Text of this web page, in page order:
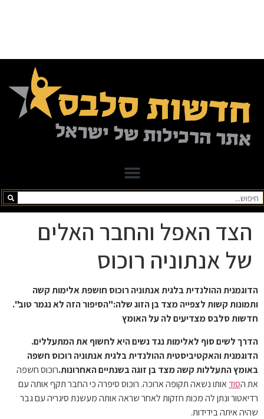
הצד האפל והחבר האלים
של אנתוניה רוכוס
הדוגמנית ההולנדית בלגית אנתוניה רוכוס חושפת אלימות קשה
ותמונות קשות לצפייה מצד בן הזוג שלה:"הסיפור הזה לא נגמר טוב".
חדשות סלבס מצדיעים לה על האומץ
הדרך לשים סוף לאלימות נגד נשים היא לחשוף את המתעללים.
הדוגמנית והאקטיביסטית ההולנדית בלגית אנתוניה רוכוס חשפה
באומץ התעללות קשה מצד בן זוגה בשנתיים האחרונות.רוכוס חשפה
את הסודאותו נשאה תקופה ארוכה. רוכוס סיפרה כי החבר תקף אותה עם
רדיאטור ונתן לה מכות חזקות לאחר שראה אותה מעשנת סיגריה עם גבר
שהיה איתה בידידות.